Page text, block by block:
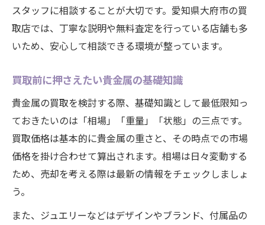
価値が変わる要因を知って買取で損しない
コツ
自宅でできる貴金属価値の簡単な見分け方
貴金属買取キャンペーン情報を賢く探す方
法
キャンペーンを利用した貴金属高価買取の
ポイント
貴金属買取で見逃せないお得なサービス活
用術
ェック
スタッフに相談することが大切です。愛知県大府市の買
取店では、丁寧な説明や無料査定を行っている店舗も多
いため、安心して相談できる環境が整っています。
買取前に押さえたい貴金属の基礎知識
貴金属の買取を検討する際、基礎知識として最低限知っ
ておきたいのは「相場」「重量」「状態」の三点です。
買取価格は基本的に貴金属の重さと、その時点での市場
価格を掛け合わせて算出されます。相場は日々変動する
ため、売却を考える際は最新の情報をチェックしましょ
う。
また、ジュエリーなどはデザインやブランド、付属品の